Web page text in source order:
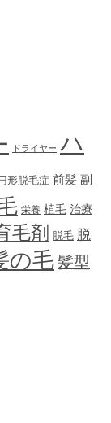
ドライヤー ハ
形脱毛症 前髪 副
栄養 植毛 治療
毛剤 脱毛 脱
の毛髪型